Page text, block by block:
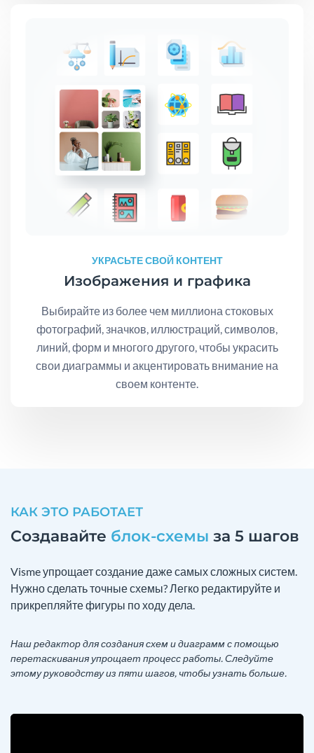
УКРАСЬТЕ СВОЙ КОНТЕНТ
Изображения и графика
Выбирайте из более чем миллиона стоковых
фотографий, значков, иллюстраций, символов,
линий, форм и многого другого, чтобы украсить
свои диаграммы и акцентировать внимание на
своем контенте.
КАК ЭТО РАБОТАЕТ
Создавайте блок-схемы за 5 шагов
Visme упрощает создание даже самых сложных систем.
Нужно сделать точные схемы? Легко редактируйте и
прикрепляйте фигуры по ходу дела.
Наш редактор для создания схем и диаграмм с помощью
перетаскивания упрощает процесс работы. Следуйте
этому руководству из пяти шагов, чтобы узнать больше.